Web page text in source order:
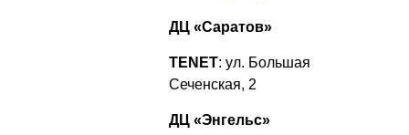
ДЦ «Саратов»
TENET: ул. Большая
Сеченская, 2
ДЦ «Энгельс»